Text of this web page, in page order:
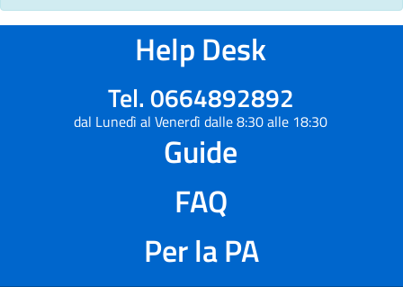
Help Desk
Tel. 0664892892
dal Lunedì al Venerdì dalle 8:30 alle 18:30
Guide
FAQ
Per la PA